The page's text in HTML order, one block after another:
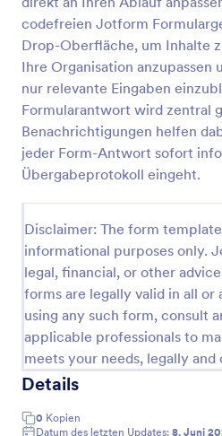
codefreien Jotform
Drop-Oberfläche, um Inhalte
Ihre Organisation
nur relevante Eingaben
Formularantwort wird zentral
Benachrichtigungen helfen
jeder Form-Antwort sofort
Übergabeprotokoll eingeht.
Disclaimer: The form
informational purposes only.
legal, financial, or other
forms are legally valid in all or
using any such form, consult
applicable professionals to
meets your needs, legally and
Details
0 Kopien
Datum des letzten Updates: 8. Juni
Dokumentieren Sie Einsätze,
Übergaben im
Sicherheitsdienst-
vereinfachen Sie die
Werkschutz, Revierdienst
Go to Category:
Formulare für